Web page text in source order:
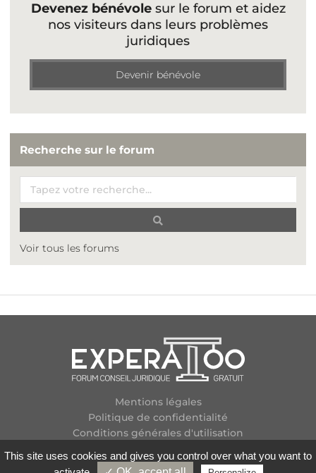
Devenez bénévolesur le forum et aidez
nos visiteurs dans leurs problèmes
juridiques
Devenir bénévole
Recherche sur le forum
Voir tous les forums
Mentions légales
Politique de confidentialité
Conditions générales d'utilisation
Contactez-nous
This site uses cookies and gives you control over what you want to